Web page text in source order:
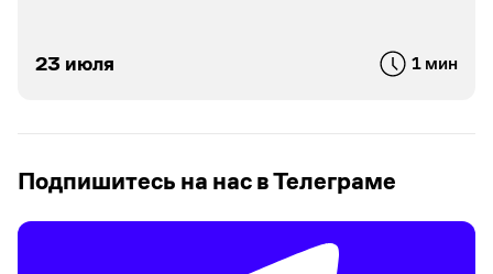
23 июля 1 мин
Подпишитесь на нас в Телеграме